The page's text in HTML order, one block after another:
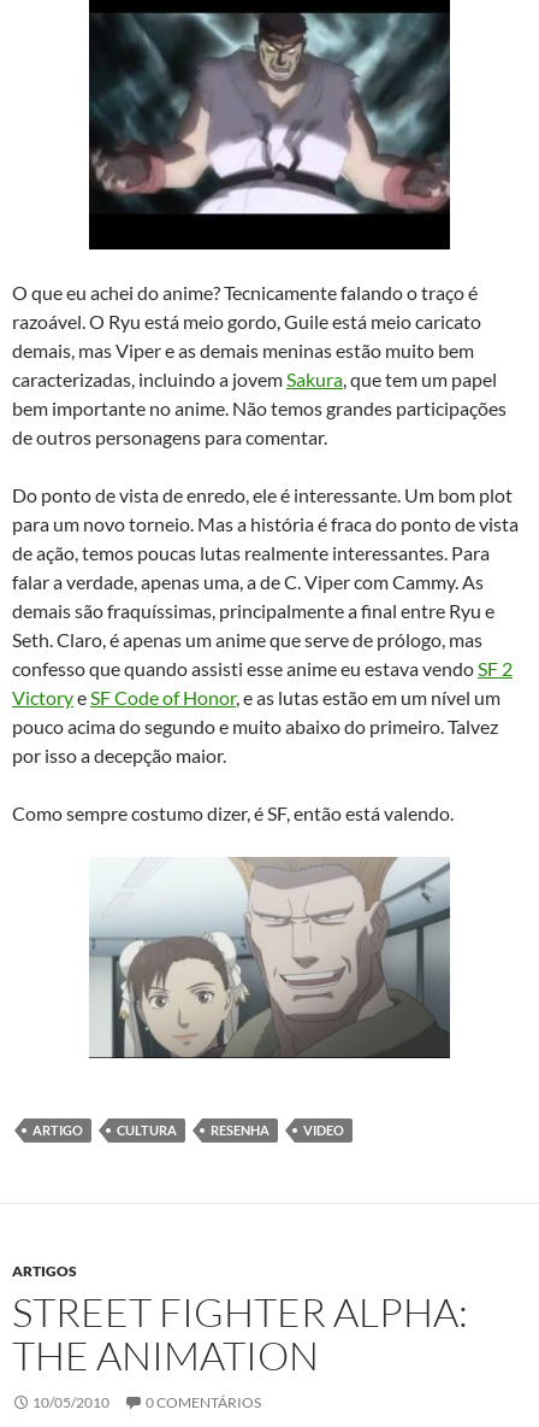
O que eu achei do anime? Tecnicamente falando o traço é
razoável. O Ryu está meio gordo, Guile está meio caricato
demais, mas Viper e as demais meninas estão muito bem
caracterizadas, incluindo a jovem Sakura , que tem um papel
bem importante no anime. Não temos grandes participações
de outros personagens para comentar.
Do ponto de vista de enredo, ele é interessante. Um bom plot
para um novo torneio. Mas a história é fraca do ponto de vista
de ação, temos poucas lutas realmente interessantes. Para
falar a verdade, apenas uma, a de C. Viper com Cammy. As
demais são fraquíssimas, principalmente a final entre Ryu e
Seth. Claro, é apenas um anime que serve de prólogo, mas
confesso que quando assisti esse anime eu estava vendo SF 2
Victorye SF Code of Honor, e as lutas estão em um nível um
pouco acima do segundo e muito abaixo do primeiro. Talvez
por isso a decepção maior.
Como sempre costumo dizer, é SF, então está valendo.
ARTIGO CULTURA RESENHA VIDEO
ARTIGOS
STREET FIGHTER ALPHA:
THE ANIMATION
10/05/2010 0 COMENTÁRIOS